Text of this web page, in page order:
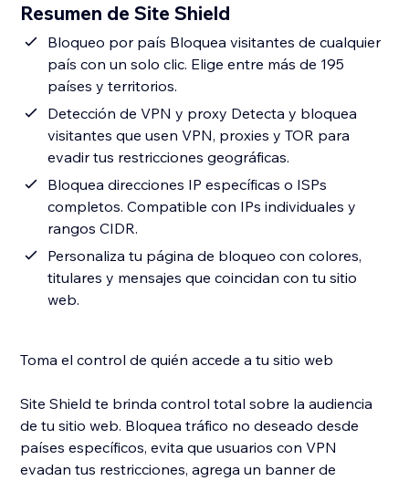
Resumen de Site Shield
Bloqueo por país Bloquea visitantes de cualquier
país con un solo clic. Elige entre más de 195
países y territorios.
Detección de VPN y proxy Detecta y bloquea
visitantes que usen VPN, proxies y TOR para
evadir tus restricciones geográficas.
Bloquea direcciones IP específicas o ISPs
completos. Compatible con IPs individuales y
rangos CIDR.
Personaliza tu página de bloqueo con colores,
titulares y mensajes que coincidan con tu sitio
web.
Toma el control de quién accede a tu sitio web
Site Shield te brinda control total sobre la audiencia
de tu sitio web. Bloquea tráfico no deseado desde
países específicos, evita que usuarios con VPN
evadan tus restricciones, agrega un banner de